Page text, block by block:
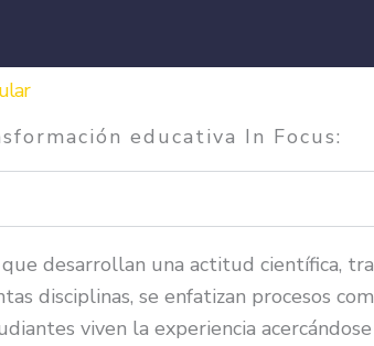
educativa In Focus:
desarrollan una actitud científica,
disciplinas, se enfatizan procesos
viven la experiencia